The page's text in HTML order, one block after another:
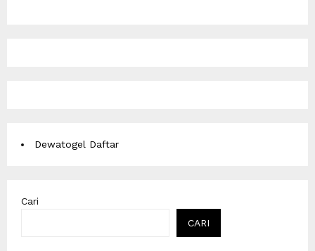
Dewatogel Daftar
Cari
CARI